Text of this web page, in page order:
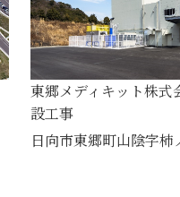
東郷メディキット株
設工事
日向市東郷町山陰字柿